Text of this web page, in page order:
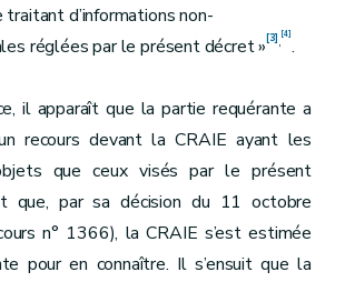
d’informations non-
réglées par le présent décret »[3], [4]
.
il apparaît que la partie requérante a
recours devant la CRAIE ayant les
que ceux visés par le présent
que, par sa décision du 11 octobre
n° 1366), la CRAIE s’est estimée
pour en connaître. Il s’ensuit que la